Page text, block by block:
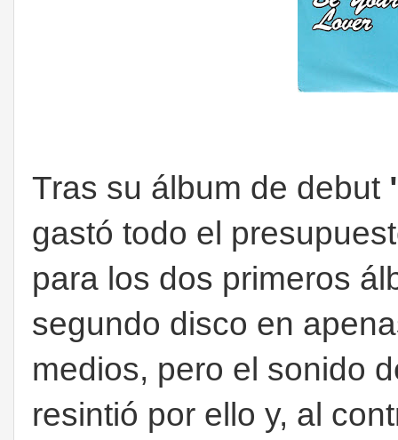
Tras su álbum de debut
gastó todo el
para los dos primeros
segundo disco en
medios, pero el sonido
resintió por ello y, al